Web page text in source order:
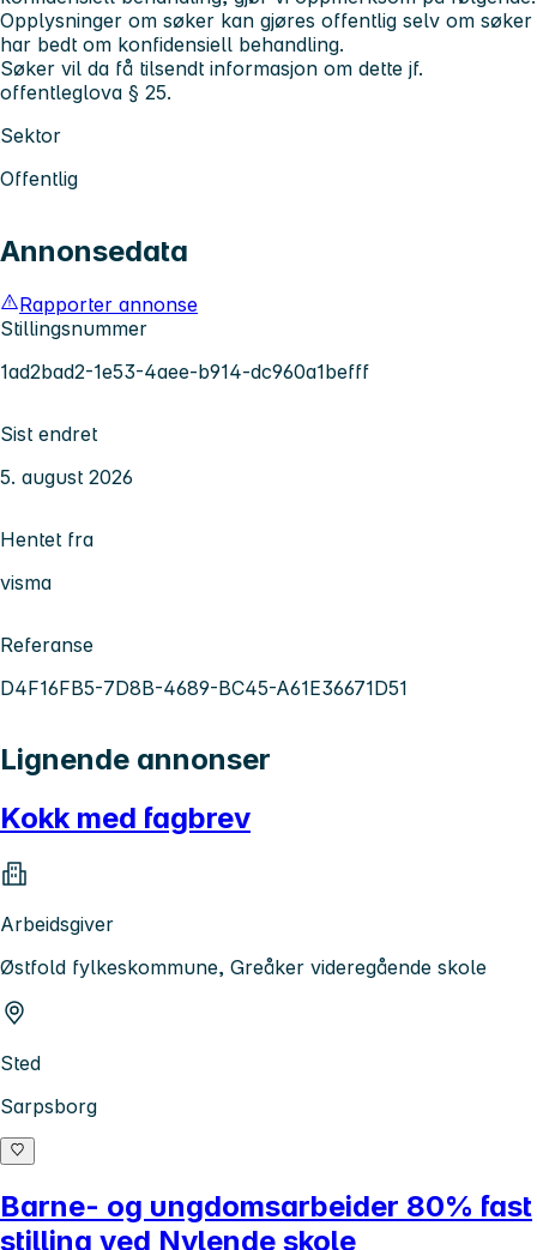
Opplysninger om søker kan gjøres offentlig selv om søker
har bedt om konfidensiell behandling.
Søker vil da få tilsendt informasjon om dette jf.
offentleglova § 25.
Sektor
Offentlig
Annonsedata
Rapporter annonse
Stillingsnummer
1ad2bad2-1e53-4aee-b914-dc960a1befff
Sist endret
5. august 2026
Hentet fra
visma
Referanse
D4F16FB5-7D8B-4689-BC45-A61E36671D51
Lignende annonser
Kokk med fagbrev
Arbeidsgiver
Østfold fylkeskommune, Greåker videregående skole
Sted
Sarpsborg
Barne- og ungdomsarbeider 80% fast
stilling ved Nylende skole